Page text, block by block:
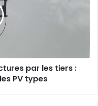
par les tiers :
PV types